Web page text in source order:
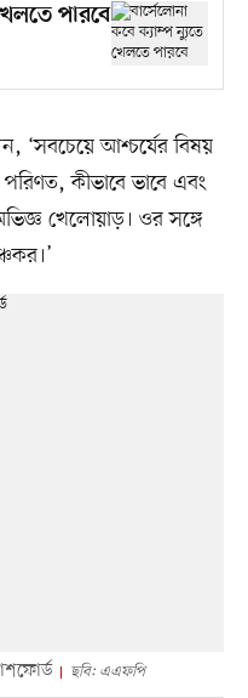
পারবে
‘সবচেয়ে আশ্চর্যের বিষয়
কীভাবে ভাবে এবং
খেলোয়াড়। ওর সঙ্গে
ছবি: এএফপি